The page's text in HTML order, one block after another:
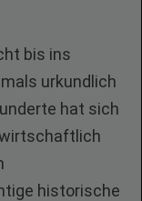
bis ins
urkundlich
hat sich
historische